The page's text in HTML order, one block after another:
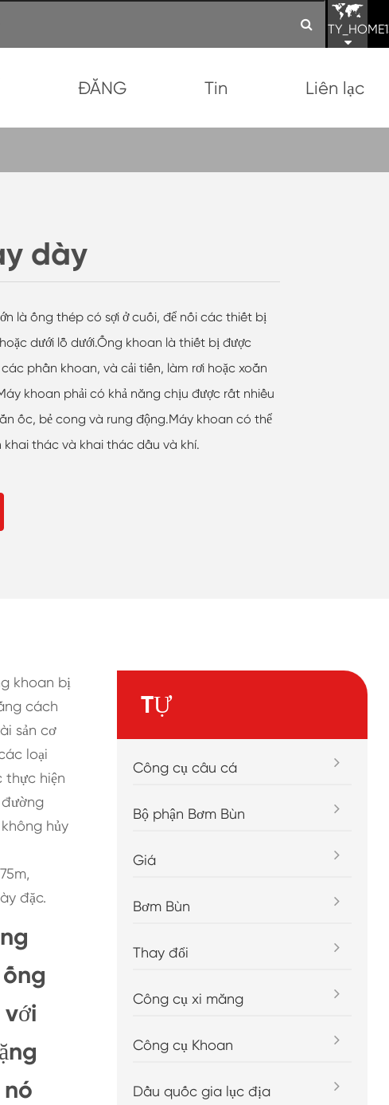
ĐĂNG Tin Liên lạc
dày
là ống thép có sợi ở cuối, để nối các thiết bị
dưới lỗ dưới.Ống khoan là thiết bị được
phần khoan, và cải tiến, làm rơi hoặc xoắn
khoan phải có khả năng chịu được rất nhiều
ốc, bẻ cong và rung động.Máy khoan có thể
thác và khai thác dầu và khí.
khoan bị
cách
sản cơ
loại
thực hiện
hủy
đặc.
TỰ
Công cụ câu cá
Bộ phận Bơm Bùn
Giá
Bơm Bùn
Thay đổi
Công cụ xi măng
Công cụ Khoan
Dầu quốc gia lục địa